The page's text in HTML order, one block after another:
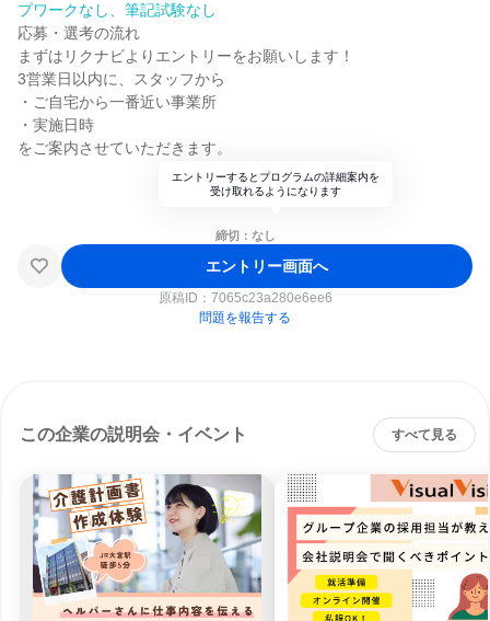
プワークなし、筆記試験なし
応募・選考の流れ
まずはリクナビよりエントリーをお願いします！
3営業日以内に、スタッフから
・ご自宅から一番近い事業所
・実施日時
をご案内させていただきます。
エントリーするとプログラムの詳細案内を
受け取れるようになります
締切：なし
エントリー画面へ
原稿ID： 7065c23a280e6ee6
問題を報告する
この企業の説明会・イベント すべて見る